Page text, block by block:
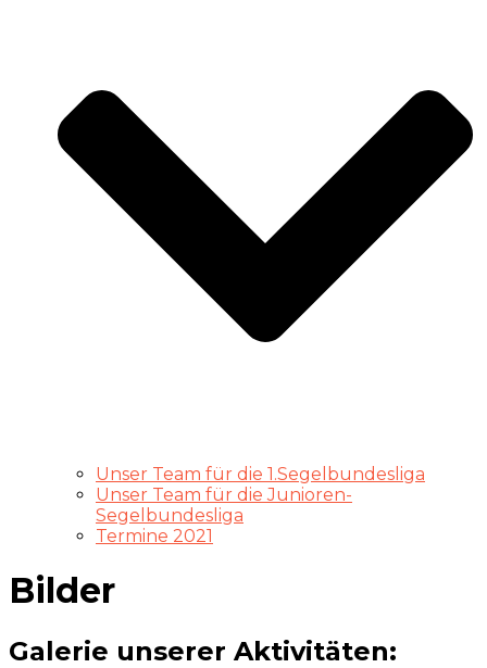
Unser Team für die 1.Segelbundesliga
Unser Team für die Junioren-
Segelbundesliga
Termine 2021
Bilder
Galerie unserer Aktivitäten: